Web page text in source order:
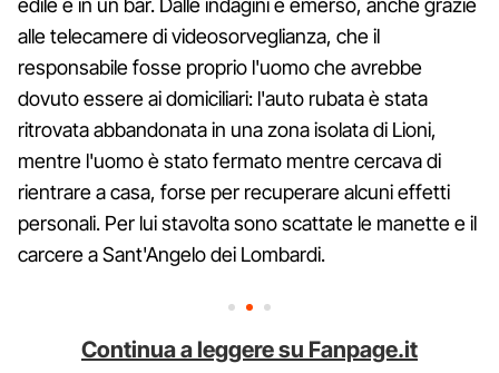
edile e in un bar. Dalle indagini è emerso, anche grazie
alle telecamere di videosorveglianza, che il
responsabile fosse proprio l'uomo che avrebbe
dovuto essere ai domiciliari: l'auto rubata è stata
ritrovata abbandonata in una zona isolata di Lioni,
mentre l'uomo è stato fermato mentre cercava di
rientrare a casa, forse per recuperare alcuni effetti
personali. Per lui stavolta sono scattate le manette e il
carcere a Sant'Angelo dei Lombardi.
Continua a leggere su Fanpage.it